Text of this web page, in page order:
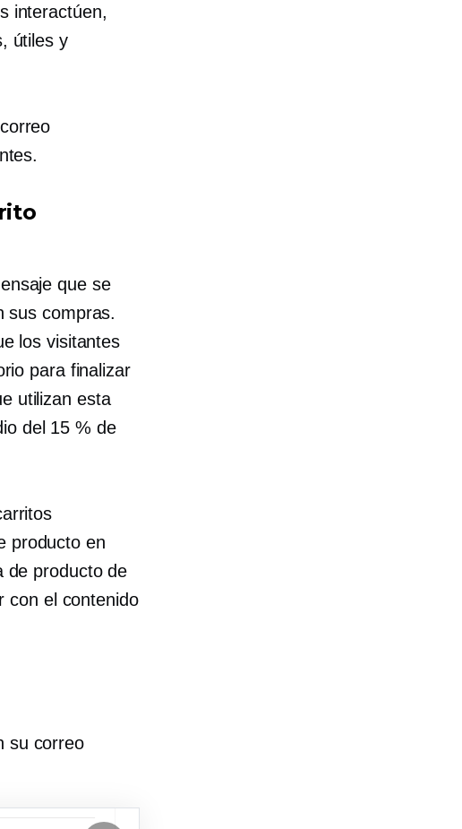
interactúen,
útiles y
que se
sus compras.
los visitantes
para finalizar
utilizan esta
del 15 % de
producto en
de producto de
con el contenido
su correo